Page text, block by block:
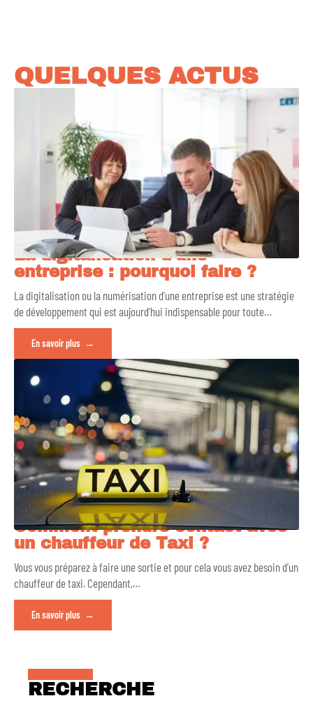
QUELQUES ACTUS
La digitalisation d’une
entreprise : pourquoi faire ?
La digitalisation ou la numérisation d’une entreprise est une stratégie
de développement qui est aujourd’hui indispensable pour toute…
En savoir plus
Comment prendre contact avec
un chauffeur de Taxi ?
Vous vous préparez à faire une sortie et pour cela vous avez besoin d’un
chauffeur de taxi. Cependant,…
En savoir plus
RECHERCHE